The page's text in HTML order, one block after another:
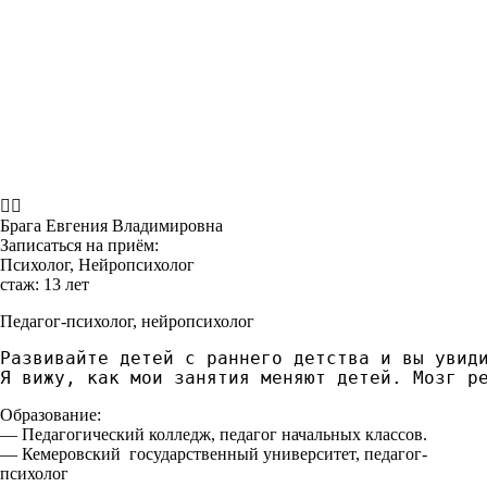
Брага Евгения Владимировна
Записаться на приём:
Психолог, Нейропсихолог
стаж: 13 лет
Педагог-психолог, нейропсихолог
Развивайте детей с раннего детства и вы
Я вижу, как мои занятия меняют детей. Мозг
Образование:
— Педагогический колледж, педагог начальных классов.
— Кемеровский государственный университет, педагог-
психолог